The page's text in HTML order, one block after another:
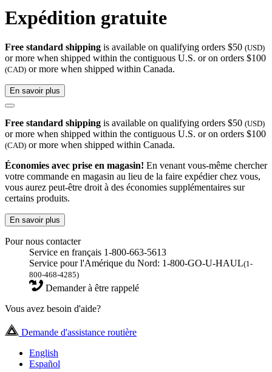
Expédition gratuite
Free standard shipping is available on qualifying orders $50 (USD)
or more when shipped within the contiguous U.S. or on orders $100
(CAD) or more when shipped within Canada.
En savoir plus
Free standard shipping is available on qualifying orders $50 (USD)
or more when shipped within the contiguous U.S. or on orders $100
(CAD) or more when shipped within Canada.
Économies avec prise en magasin! En venant vous-même chercher
votre commande en magasin au lieu de la faire expédier chez vous,
vous aurez peut-être droit à des économies supplémentaires sur
certains produits.
En savoir plus
Pour nous contacter
Service en français 1-800-663-5613
Service pour l'Amérique du Nord: 1-800-GO-U-HAUL(1-
800-468-4285)
Demander à être rappelé
Vous avez besoin d'aide?
Demande d'assistance routière
English
Español